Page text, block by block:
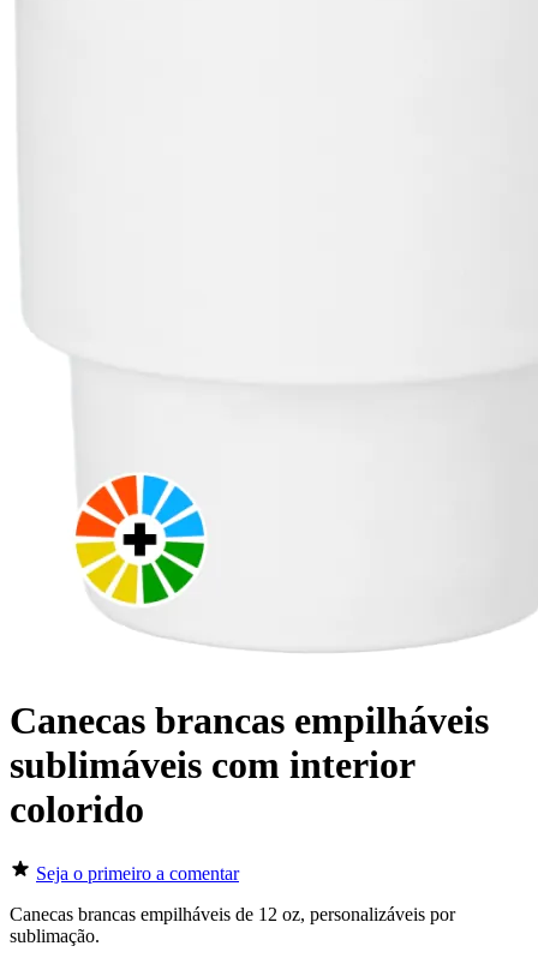
Canecas brancas empilháveis
sublimáveis com interior
colorido
Seja o primeiro a comentar
Canecas brancas empilháveis de 12 oz, personalizáveis por
sublimação.